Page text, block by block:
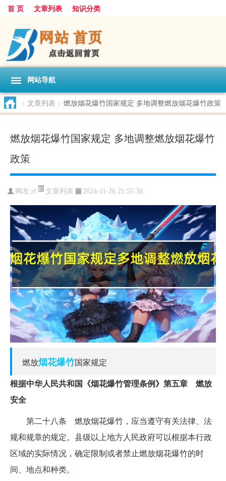
首 页 文章列表 知识分类
网站导航
> 文章列表 > 燃放烟花爆竹国家规定 多地调整燃放烟花爆竹政策
燃放烟花爆竹国家规定 多地调整燃放烟花爆竹
政策
网友:rf 文章列表 2024-11-26 21:55:38
燃放烟花爆竹国家规定
根据中华人民共和国《烟花爆竹管理条例》第五章 燃放
安全
第二十八条 燃放烟花爆竹，应当遵守有关法律、法
规和规章的规定。县级以上地方人民政府可以根据本行政
区域的实际情况，确定限制或者禁止燃放烟花爆竹的时
间、地点和种类。